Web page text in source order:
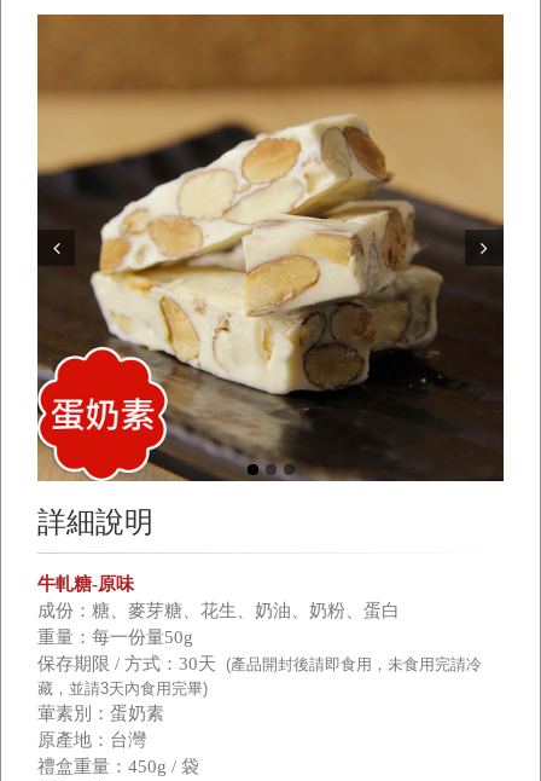
Prev Next
詳細說明
牛軋糖-原味
成份：糖、麥芽糖、花生、奶油、奶粉、蛋白
重量：每一份量50g
保存期限 / 方式：30天 (產品開封後請即食用，未食用完請冷
藏，並請3天內食用完畢)
葷素別：蛋奶素
原產地：台灣
禮盒重量：450g / 袋